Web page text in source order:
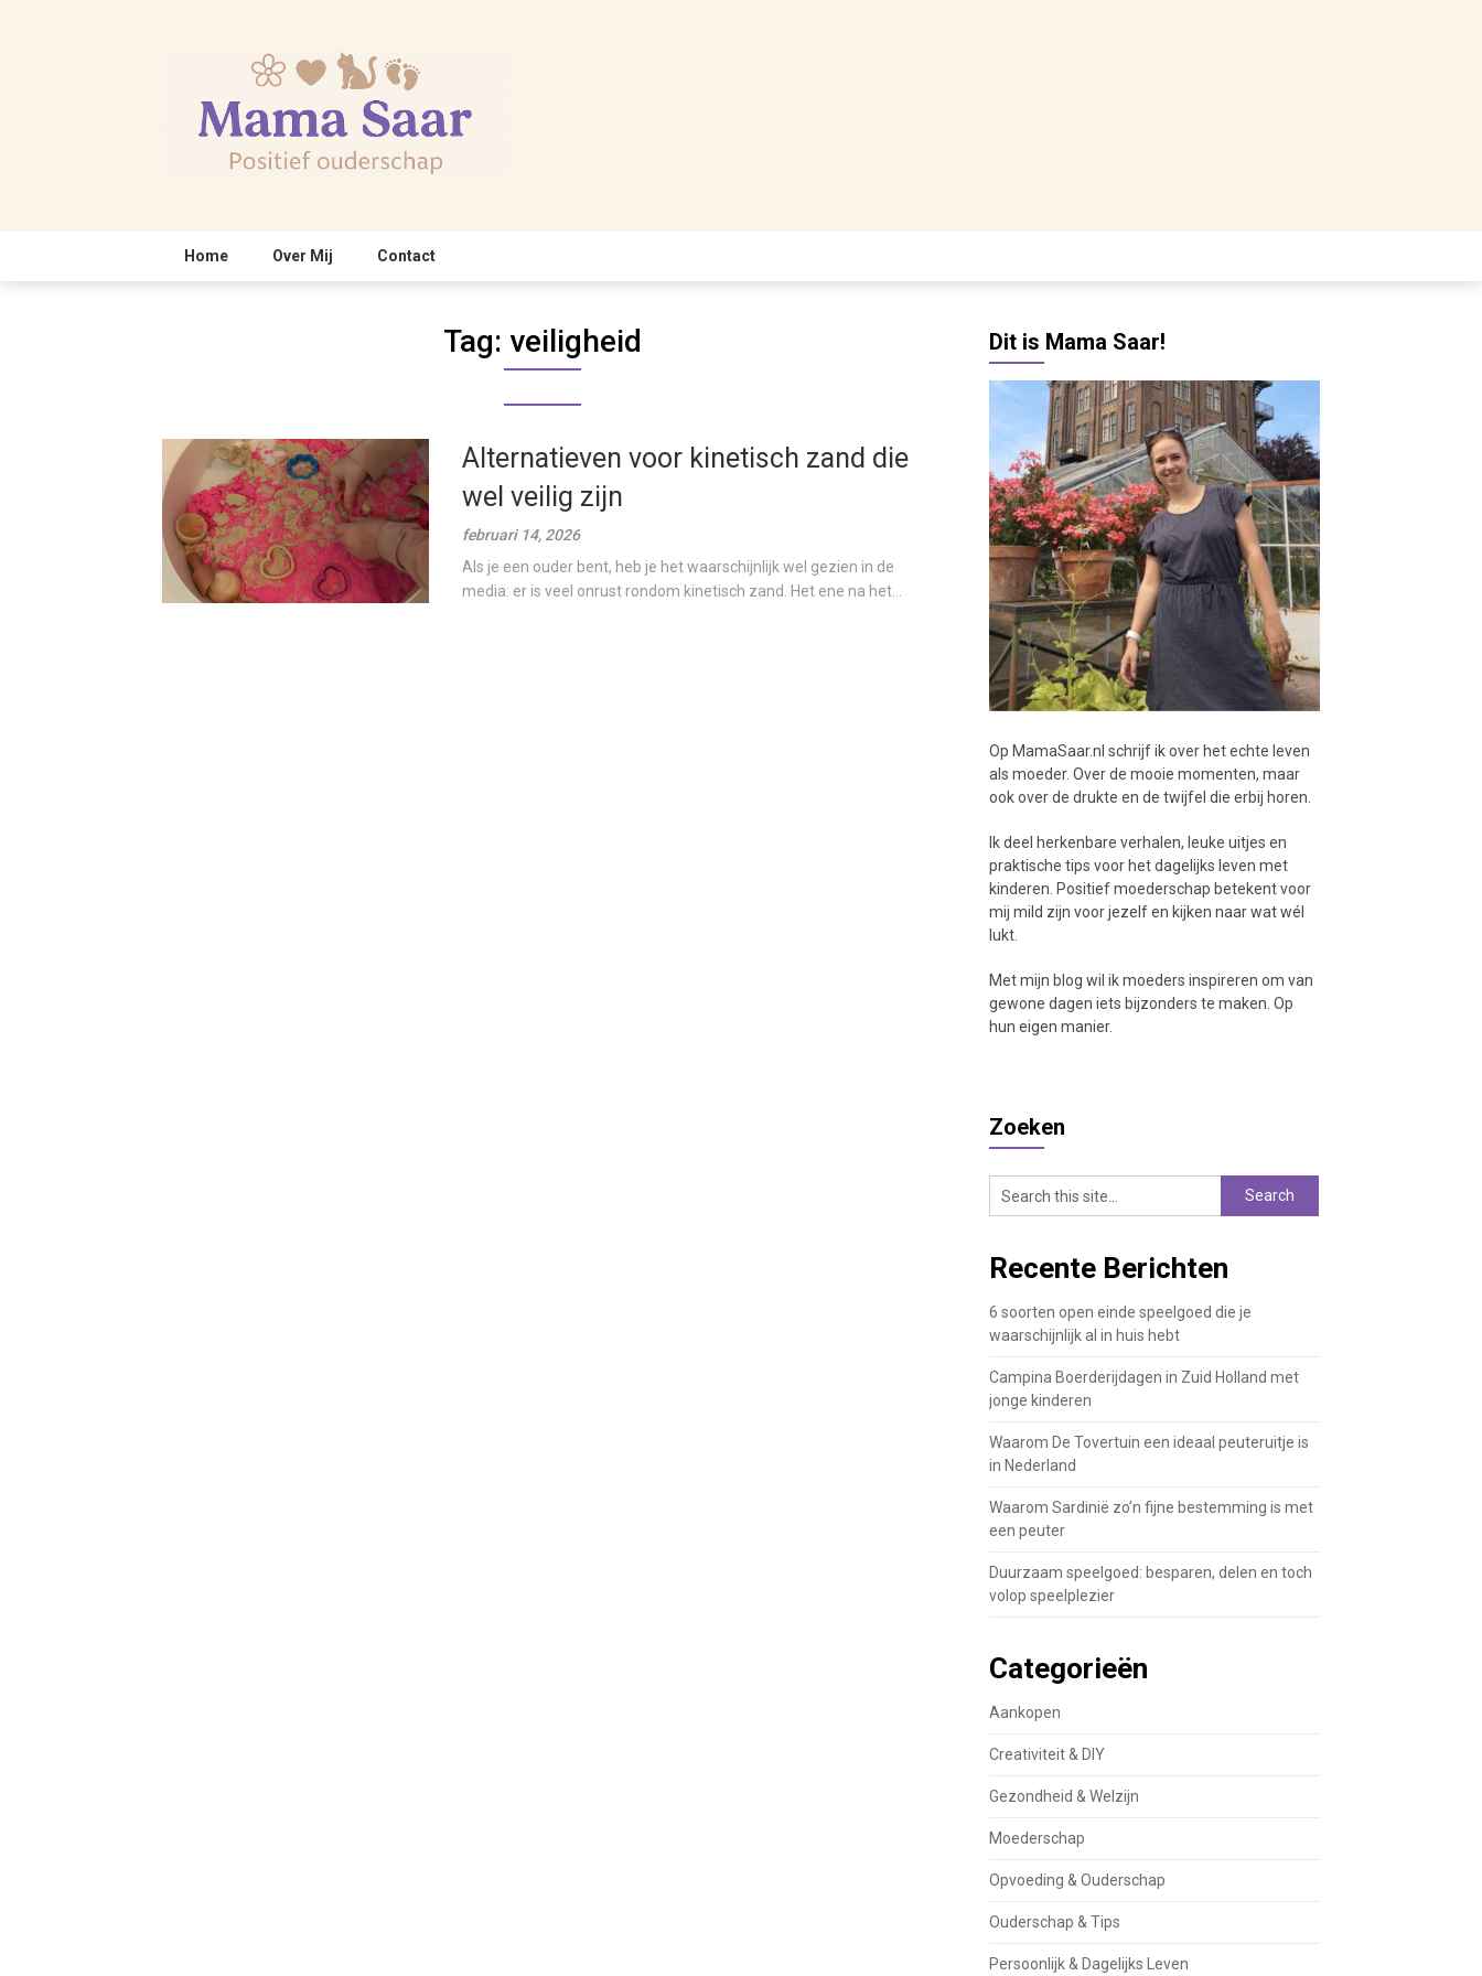
Home Over Mij Contact
Tag: veiligheid
Alternatieven voor kinetisch zand die
wel veilig zijn
februari 14, 2026
Als je een ouder bent, heb je het waarschijnlijk wel gezien in de
media: er is veel onrust rondom kinetisch zand. Het ene na het...
Dit is Mama Saar!
Op MamaSaar.nl schrijf ik over het echte leven
als moeder. Over de mooie momenten, maar
ook over de drukte en de twijfel die erbij horen.
Ik deel herkenbare verhalen, leuke uitjes en
praktische tips voor het dagelijks leven met
kinderen. Positief moederschap betekent voor
mij mild zijn voor jezelf en kijken naar wat wél
lukt.
Met mijn blog wil ik moeders inspireren om van
gewone dagen iets bijzonders te maken. Op
hun eigen manier.
Zoeken
Recente Berichten
6 soorten open einde speelgoed die je
waarschijnlijk al in huis hebt
Campina Boerderijdagen in Zuid Holland met
jonge kinderen
Waarom De Tovertuin een ideaal peuteruitje is
in Nederland
Waarom Sardinië zo’n fijne bestemming is met
een peuter
Duurzaam speelgoed: besparen, delen en toch
volop speelplezier
Categorieën
Aankopen
Creativiteit & DIY
Gezondheid & Welzijn
Moederschap
Opvoeding & Ouderschap
Ouderschap & Tips
Persoonlijk & Dagelijks Leven